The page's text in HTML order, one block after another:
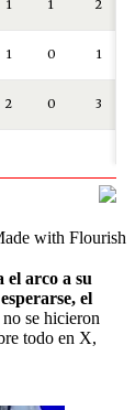
el arco a su
el
se hicieron
todo en X,